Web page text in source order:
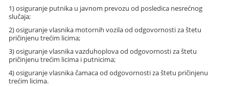
1) osiguranje putnika u javnom prevozu od posledica nesrećnog
slučaja;
2) osiguranje vlasnika motornih vozila od odgovornosti za štetu
pričinjenu trećim licima;
3) osiguranje vlasnika vazduhoplova od odgovornosti za štetu
pričinjenu trećim licima i putnicima;
4) osiguranje vlasnika čamaca od odgovornosti za štetu pričinjenu
trećim licima.